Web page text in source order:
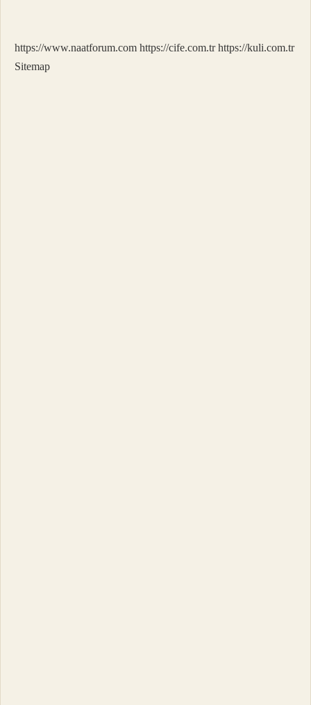
https://www.naatforum.com https://cife.com.tr https://kuli.com.tr
Sitemap